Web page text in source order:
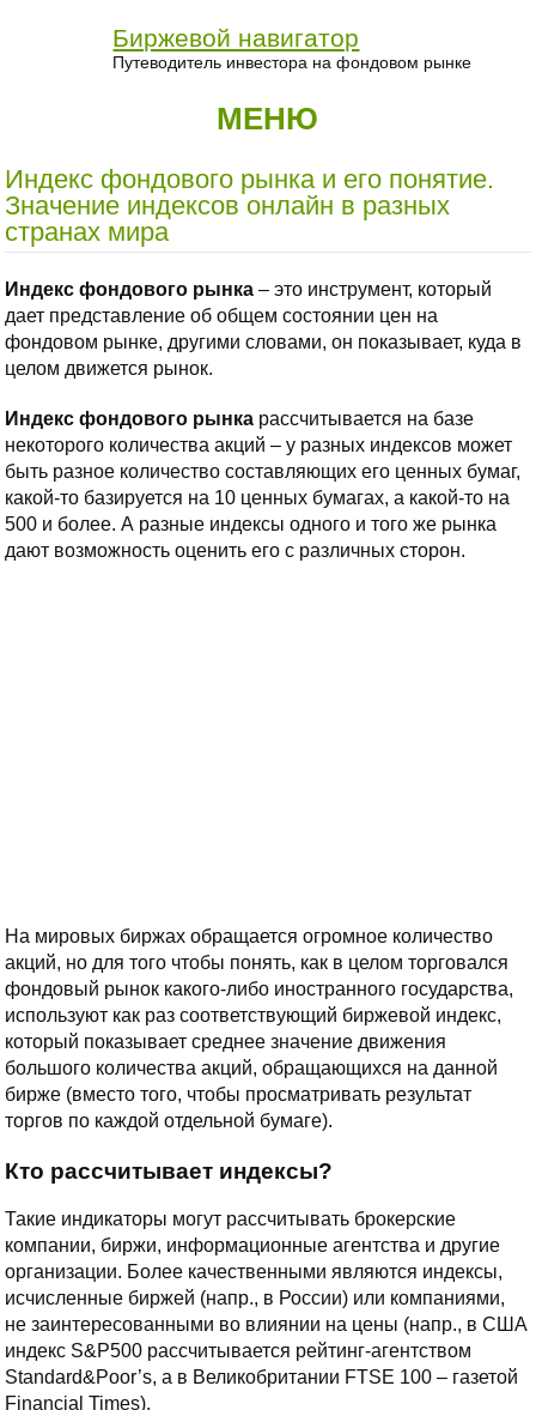
Биржевой навигатор
Путеводитель инвестора на фондовом рынке
МЕНЮ
Индекс фондового рынка и его понятие.
Значение индексов онлайн в разных
странах мира
Индекс фондового рынка – это инструмент, который
дает представление об общем состоянии цен на
фондовом рынке, другими словами, он показывает, куда в
целом движется рынок.
Индекс фондового рынка рассчитывается на базе
некоторого количества акций – у разных индексов может
быть разное количество составляющих его ценных бумаг,
какой-то базируется на 10 ценных бумагах, а какой-то на
500 и более. А разные индексы одного и того же рынка
дают возможность оценить его с различных сторон.
На мировых биржах обращается огромное количество
акций, но для того чтобы понять, как в целом торговался
фондовый рынок какого-либо иностранного государства,
используют как раз соответствующий биржевой индекс,
который показывает среднее значение движения
большого количества акций, обращающихся на данной
бирже (вместо того, чтобы просматривать результат
торгов по каждой отдельной бумаге).
Кто рассчитывает индексы?
Такие индикаторы могут рассчитывать брокерские
компании, биржи, информационные агентства и другие
организации. Более качественными являются индексы,
исчисленные биржей (напр., в России) или компаниями,
не заинтересованными во влиянии на цены (напр., в США
индекс S&P500 рассчитывается рейтинг-агентством
Standard&Poor’s, а в Великобритании FTSE 100 – газетой
Financial Times).